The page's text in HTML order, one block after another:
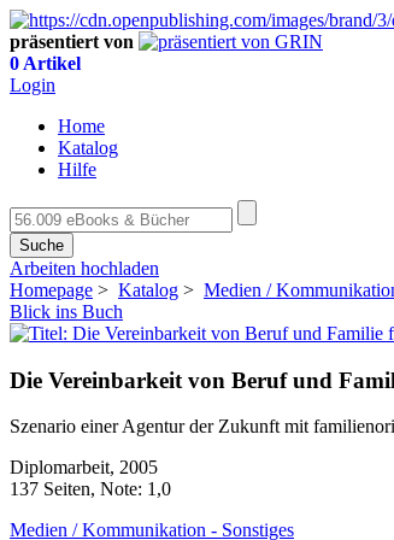
präsentiert von
0 Artikel
Login
Home
Katalog
Hilfe
Suche
Arbeiten hochladen
Homepage > Katalog > Medien /
Blick ins Buch
Die Vereinbarkeit von Beruf und
Szenario einer Agentur der Zukunft mit
Diplomarbeit, 2005
137 Seiten, Note: 1,0
Medien / Kommunikation - Sonstiges